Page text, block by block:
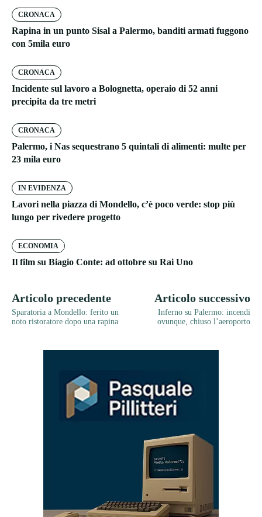
CRONACA
Rapina in un punto Sisal a Palermo, banditi armati fuggono
con 5mila euro
CRONACA
Incidente sul lavoro a Bolognetta, operaio di 52 anni
precipita da tre metri
CRONACA
Palermo, i Nas sequestrano 5 quintali di alimenti: multe per
23 mila euro
IN EVIDENZA
Lavori nella piazza di Mondello, c’è poco verde: stop più
lungo per rivedere progetto
ECONOMIA
Il film su Biagio Conte: ad ottobre su Rai Uno
Articolo precedente
Sparatoria a Mondello: ferito un
noto ristoratore dopo una rapina
Articolo successivo
Inferno su Palermo: incendi
ovunque, chiuso l’aeroporto